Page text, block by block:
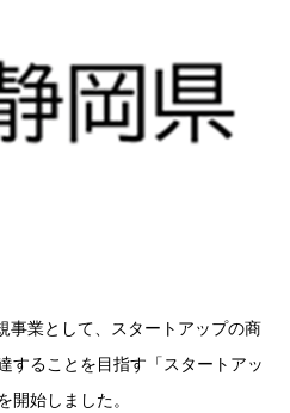
事業として、スタートアップの商
することを目指す「スタートアッ
開始しました。